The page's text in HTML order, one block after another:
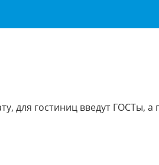
для гостиниц введут ГОСТы,